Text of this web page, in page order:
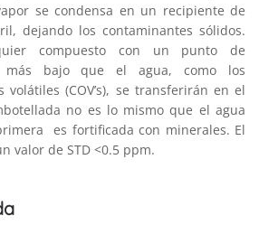
se condensa en un recipiente de
dejando los contaminantes sólidos.
compuesto con un punto de
más bajo que el agua, como los
volátiles (COV’s), se transferirán en el
no es lo mismo que el agua
es fortificada con minerales. El
valor de STD <0.5 ppm.